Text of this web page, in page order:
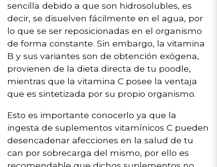
sencilla debido a que son hidrosolubles, es
decir, se disuelven fácilmente en el agua, por
lo que se ser reposicionadas en el organismo
de forma constante. Sin embargo, la vitamina
B y sus variantes son de obtención exógena,
provienen de la dieta directa de tu poodle,
mientras que la vitamina C posee la ventaja
que es sintetizada por su propio organismo.
Esto es importante conocerlo ya que la
ingesta de suplementos vitamínicos C pueden
desencadenar afecciones en la salud de tu
can por sobrecarga del mismo, por ello es